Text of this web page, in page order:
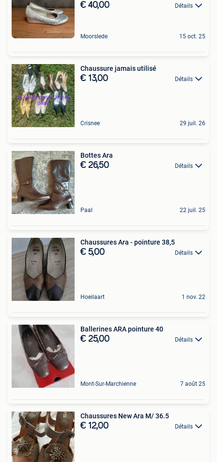
€ 40,00 Détails
Moorslede 15 oct. 25
Chaussure jamais utilisé
€ 13,00 Détails
Crisnee 29 juil. 26
Bottes Ara
€ 26,50 Détails
Paal 22 juil. 25
Chaussures Ara - pointure 38,5
€ 5,00 Détails
Hoeilaart 1 nov. 22
Ballerines ARA pointure 40
€ 25,00 Détails
Mont-Sur-Marchienne 7 août 25
Chaussures New Ara M/ 36.5
€ 12,00 Détails